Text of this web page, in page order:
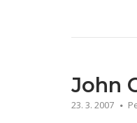
fotografie
John
23. 3. 2007